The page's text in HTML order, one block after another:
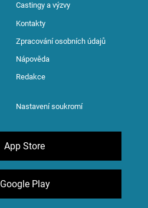
Castingy a výzvy
Kontakty
Zpracování osobních údajů
Nápověda
Redakce
Nastavení soukromí
App Store
Google Play